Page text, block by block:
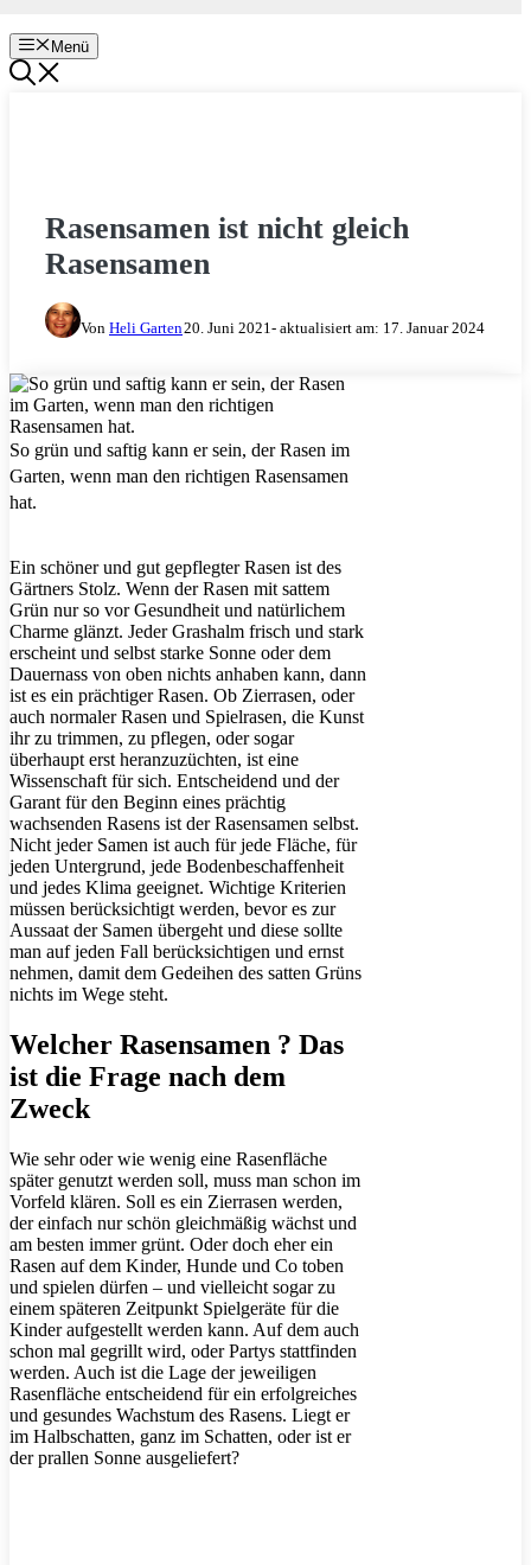
Menü
Rasensamen ist nicht gleich
Rasensamen
Von Heli Garten20. Juni 2021 - aktualisiert am: 17. Januar 2024
So grün und saftig kann er sein, der Rasen im
Garten, wenn man den richtigen Rasensamen
hat.
Ein schöner und gut gepflegter Rasen ist des
Gärtners Stolz. Wenn der Rasen mit sattem
Grün nur so vor Gesundheit und natürlichem
Charme glänzt. Jeder Grashalm frisch und stark
erscheint und selbst starke Sonne oder dem
Dauernass von oben nichts anhaben kann, dann
ist es ein prächtiger Rasen. Ob Zierrasen, oder
auch normaler Rasen und Spielrasen, die Kunst
ihr zu trimmen, zu pflegen, oder sogar
überhaupt erst heranzuzüchten, ist eine
Wissenschaft für sich. Entscheidend und der
Garant für den Beginn eines prächtig
wachsenden Rasens ist der Rasensamen selbst.
Nicht jeder Samen ist auch für jede Fläche, für
jeden Untergrund, jede Bodenbeschaffenheit
und jedes Klima geeignet. Wichtige Kriterien
müssen berücksichtigt werden, bevor es zur
Aussaat der Samen übergeht und diese sollte
man auf jeden Fall berücksichtigen und ernst
nehmen, damit dem Gedeihen des satten Grüns
nichts im Wege steht.
Welcher Rasensamen ? Das
ist die Frage nach dem
Zweck
Wie sehr oder wie wenig eine Rasenfläche
später genutzt werden soll, muss man schon im
Vorfeld klären. Soll es ein Zierrasen werden,
der einfach nur schön gleichmäßig wächst und
am besten immer grünt. Oder doch eher ein
Rasen auf dem Kinder, Hunde und Co toben
und spielen dürfen – und vielleicht sogar zu
einem späteren Zeitpunkt Spielgeräte für die
Kinder aufgestellt werden kann. Auf dem auch
schon mal gegrillt wird, oder Partys stattfinden
werden. Auch ist die Lage der jeweiligen
Rasenfläche entscheidend für ein erfolgreiches
und gesundes Wachstum des Rasens. Liegt er
im Halbschatten, ganz im Schatten, oder ist er
der prallen Sonne ausgeliefert?